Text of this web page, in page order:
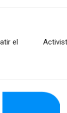
el